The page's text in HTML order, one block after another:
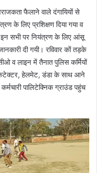
फैलाने वाले दंगायियों से
के लिए प्रशिक्षण दिया गया व
इन सभी पर नियंत्रण के लिए आंसू
दी गयी। रविवार कों तड़के
व लाइन में तैनात पुलिस कर्मियों
हेलमेट, डंडा के साथ आने
पालिटेक्निक ग्राउंड पहुंच